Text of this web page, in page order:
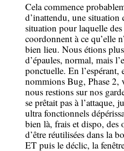
Cela commence
d’inattendu, une situation
situation pour laquelle
coordonnent à ce qu’elle
bien lieu. Nous étions
d’épaules, normal, mais
ponctuelle. En l’espérant,
nommions Bug, Phase 2,
nous restions sur nos
se prêtait pas à l’attaque,
ultra fonctionnels
bien là, frais et dispo, des
d’être réutilisées dans la
ET puis le déclic, la